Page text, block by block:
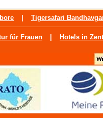
Tigersafari
für Frauen Hotels in